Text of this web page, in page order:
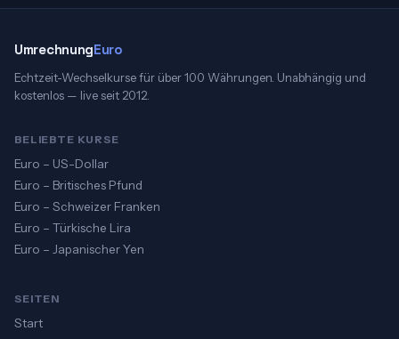
UmrechnungEuro
Echtzeit-Wechselkurse für über 100 Währungen. Unabhängig und
kostenlos — live seit 2012.
BELIEBTE KURSE
Euro – US-Dollar
Euro – Britisches Pfund
Euro – Schweizer Franken
Euro – Türkische Lira
Euro – Japanischer Yen
SEITEN
Start